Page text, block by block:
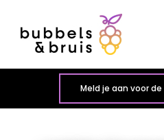
naar
Meld je aan voor de